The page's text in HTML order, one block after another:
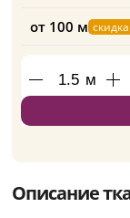
от 100 м
м
Описание